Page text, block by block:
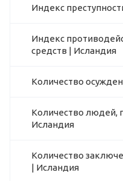
Индекс
Индекс
средств | Исландия
Количество
Количество людей,
Исландия
Количество
| Исландия